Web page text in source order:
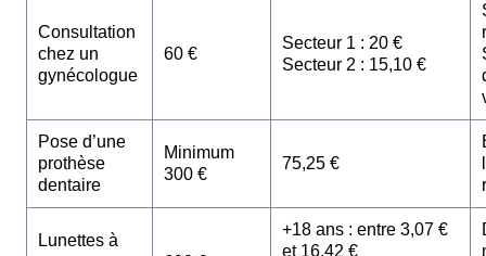
Consultation
chez un
gynécologue
60 €
Secteur 1 : 20 €
Secteur 2 : 15,10 €
Pose d’une
prothèse
dentaire
Minimum
300 €
75,25 €
Lunettes à
+18 ans : entre 3,07 €
et 16,42 €